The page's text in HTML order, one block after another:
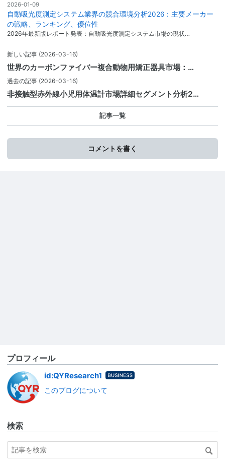
2026-01-09
自動吸光度測定システム業界の競合環境分析2026：主要メーカー
の戦略、ランキング、優位性
2026年最新版レポート発表：自動吸光度測定システム市場の現状…
新しい記事 (2026-03-16)
世界のカーボンファイバー複合動物用矯正器具市場：…
過去の記事 (2026-03-16)
非接触型赤外線小児用体温計市場詳細セグメント分析2…
記事一覧
コメントを書く
プロフィール
id:QYResearch1 はてな
Busines
このブログについて
検索